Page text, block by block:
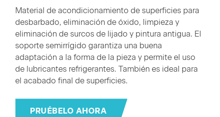
Material de acondicionamiento de superficies para
desbarbado, eliminación de óxido, limpieza y
eliminación de surcos de lijado y pintura antigua. El
soporte semirrígido garantiza una buena
adaptación a la forma de la pieza y permite el uso
de lubricantes refrigerantes. También es ideal para
el acabado final de superficies.
PRUÉBELO AHORA